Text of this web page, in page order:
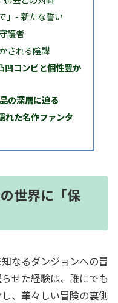
」- 新たな誓い
護者
される陰謀
凹コンビと個性豊か
の深層に迫る
れた名作ファンタ
世界に「保
なるダンジョンへの冒
せた経験は、誰にでも
、華々しい冒険の裏側